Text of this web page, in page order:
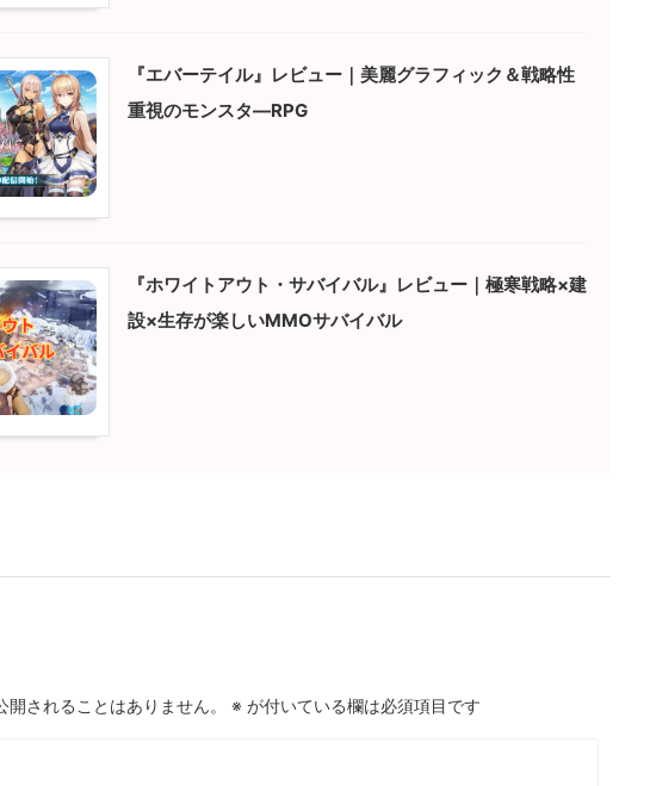
『エバーテイル』レビュー｜美麗グラフィック＆戦略性
重視のモンスタ―RPG
『ホワイトアウト・サバイバル』レビュー｜極寒戦略×建
設×生存が楽しいMMOサバイバル
開されることはありません。 ※ が付いている欄は必須項目です